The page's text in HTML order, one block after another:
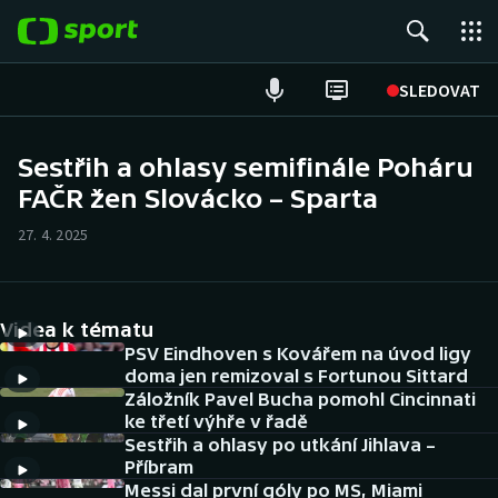
SLEDOVAT
Hokej
Cyklistika
DALŠÍ SPORTY
Americký fotbal
NEPŘEHLÉDNĚTE
Sestřih a ohlasy semifinále Poháru
FAČR žen Slovácko – Sparta
27. 4. 2025
Videa k tématu
PSV Eindhoven s Kovářem na úvod ligy
doma jen remizoval s Fortunou Sittard
Záložník Pavel Bucha pomohl Cincinnati
ke třetí výhře v řadě
Sestřih a ohlasy po utkání Jihlava –
Příbram
Messi dal první góly po MS, Miami